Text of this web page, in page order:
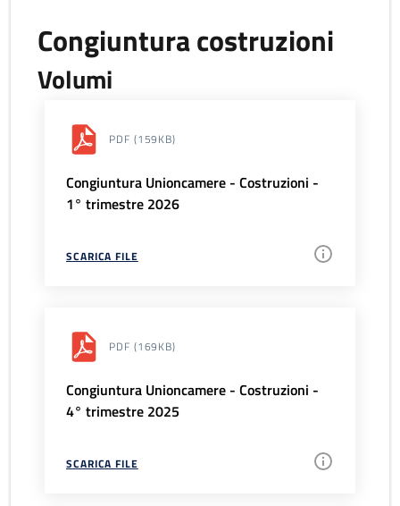
Congiuntura costruzioni
Volumi
PDF (159KB)
Congiuntura Unioncamere - Costruzioni -
1° trimestre 2026
SCARICA FILE
PDF (169KB)
Congiuntura Unioncamere - Costruzioni -
4° trimestre 2025
SCARICA FILE